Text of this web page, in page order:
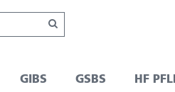
GIBS GSBS HF